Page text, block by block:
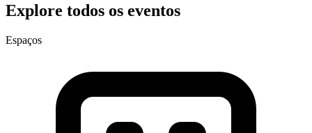
Explore todos os eventos
Espaços